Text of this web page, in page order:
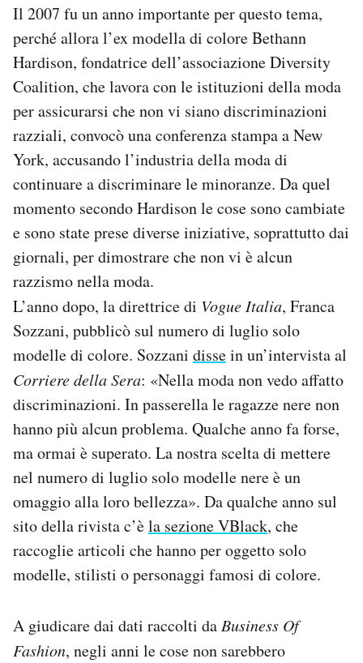
Il 2007 fu un anno importante per questo tema,
perché allora l’ex modella di colore Bethann
Hardison, fondatrice dell’associazione Diversity
Coalition, che lavora con le istituzioni della moda
per assicurarsi che non vi siano discriminazioni
razziali, convocò una conferenza stampa a New
York, accusando l’industria della moda di
continuare a discriminare le minoranze. Da quel
momento secondo Hardison le cose sono cambiate
e sono state prese diverse iniziative, soprattutto dai
giornali, per dimostrare che non vi è alcun
razzismo nella moda.
L’anno dopo, la direttrice di Vogue Italia, Franca
Sozzani, pubblicò sul numero di luglio solo
modelle di colore. Sozzani dissein un’intervista al
Corriere della Sera: «Nella moda non vedo affatto
discriminazioni. In passerella le ragazze nere non
hanno più alcun problema. Qualche anno fa forse,
ma ormai è superato. La nostra scelta di mettere
nel numero di luglio solo modelle nere è un
omaggio alla loro bellezza». Da qualche anno sul
sito della rivista c’èla sezione VBlack, che
raccoglie articoli che hanno per oggetto solo
modelle, stilisti o personaggi famosi di colore.
A giudicare dai dati raccolti da Business Of
Fashion, negli anni le cose non sarebbero